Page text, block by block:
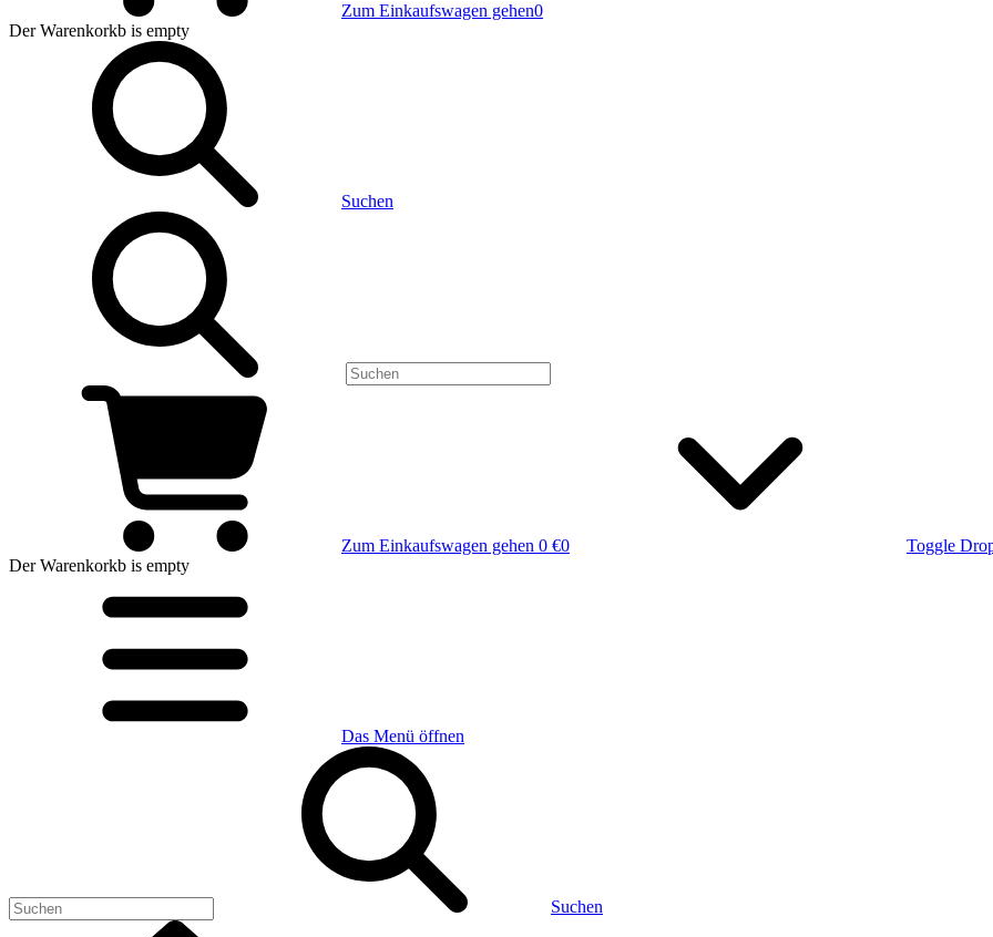
Zum Einkaufswagen gehen0
Der Warenkorkb is empty
Suchen
Zum Einkaufswagen gehen 0 €0
Toggle
Der Warenkorkb is empty
Das Menü öffnen
Suchen